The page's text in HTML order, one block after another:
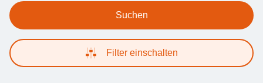
Suchen
Filter einschalten